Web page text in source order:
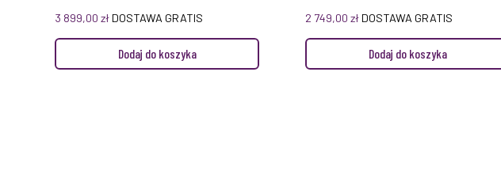
3 899,00złDOSTAWA GRATIS
Dodaj do koszyka
2 749,00złDOSTAWA GRATIS
Dodaj do koszyka